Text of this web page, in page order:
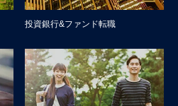
投資銀行&ファンド転職